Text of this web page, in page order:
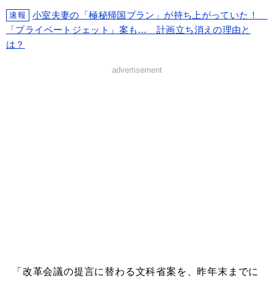
速報
小室夫妻の「極秘帰国プラン」が持ち上がっていた！
「プライベートジェット」案も… 計画立ち消えの理由と
は？
advertisement
「改革会議の提言に替わる文科省案を、昨年末までに